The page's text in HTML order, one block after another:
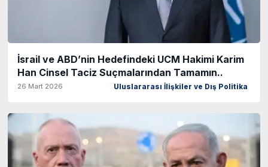
İsrail ve ABD’nin Hedefindeki UCM Hakimi Karim
Han Cinsel Taciz Suçmalarından Tamamın..
26 Mart 2026 Uluslararası İlişkiler ve Dış Politika